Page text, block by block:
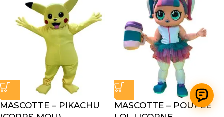
MASCOTTE – PIKACHU
MASCOTTE – POUPÉE